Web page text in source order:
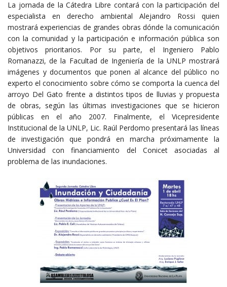
La jornada de la Cátedra Libre contará con la participación del
especialista en derecho ambiental Alejandro Rossi quien
mostrará experiencias de grandes obras dónde la comunicación
con la comunidad y la participación e información pública son
objetivos prioritarios. Por su parte, el Ingeniero Pablo
Romanazzi, de la Facultad de Ingeniería de la UNLP mostrará
imágenes y documentos que ponen al alcance del público no
experto el conocimiento sobre cómo se comporta la cuenca del
arroyo Del Gato frente a distintos tipos de lluvias y propuesta
de obras, según las últimas investigaciones que se hicieron
públicas en el año 2007. Finalmente, el Vicepresidente
Institucional de la UNLP, Lic. Raúl Perdomo presentará las líneas
de investigación que pondrá en marcha próximamente la
Universidad con financiamiento del Conicet asociadas al
problema de las inundaciones.